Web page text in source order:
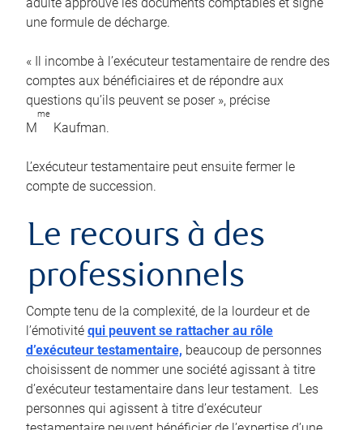
une formule de décharge.
« Il incombe à l’exécuteur testamentaire de rendre des
comptes aux bénéficiaires et de répondre aux
questions qu’ils peuvent se poser », précise
M
me
Kaufman.
L’exécuteur testamentaire peut ensuite fermer le
compte de succession.
Le recours à des
professionnels
Compte tenu de la complexité, de la lourdeur et de
l’émotivité qui peuvent se rattacher au rôle
d’exécuteur testamentaire, beaucoup de personnes
choisissent de nommer une société agissant à titre
d’exécuteur testamentaire dans leur testament. Les
personnes qui agissent à titre d’exécuteur